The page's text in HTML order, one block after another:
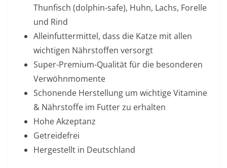
Thunfisch (dolphin-safe), Huhn, Lachs, Forelle
und Rind
Alleinfuttermittel, dass die Katze mit allen
wichtigen Nährstoffen versorgt
Super-Premium-Qualität für die besonderen
Verwöhnmomente
Schonende Herstellung um wichtige Vitamine
& Nährstoffe im Futter zu erhalten
Hohe Akzeptanz
Getreidefrei
Hergestellt in Deutschland